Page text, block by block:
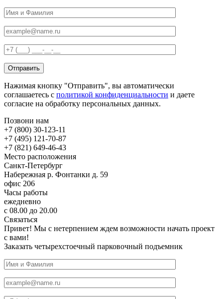
Нажимая кнопку "Отправить", вы автоматически
соглашаетесь с политикой конфиденциальности и даете
согласие на обработку персональных данных.
Позвони нам
+7 (800) 30-123-11
+7 (495) 121-70-87
+7 (821) 649-46-43
Место расположения
Санкт-Петербург
Набережная р. Фонтанки д. 59
офис 206
Часы работы
ежедневно
с 08.00 до 20.00
Связаться
Привет! Мы с нетерпением ждем возможности начать проект
с вами!
Заказать четырехстоечный парковочный подъемник